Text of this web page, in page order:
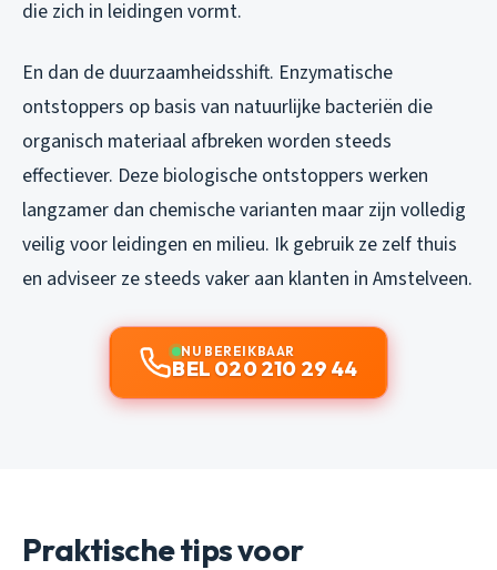
die zich in leidingen vormt.
En dan de duurzaamheidsshift. Enzymatische
ontstoppers op basis van natuurlijke bacteriën die
organisch materiaal afbreken worden steeds
effectiever. Deze biologische ontstoppers werken
langzamer dan chemische varianten maar zijn volledig
veilig voor leidingen en milieu. Ik gebruik ze zelf thuis
en adviseer ze steeds vaker aan klanten in Amstelveen.
NU BEREIKBAAR
BEL 020 210 29 44
Praktische tips voor